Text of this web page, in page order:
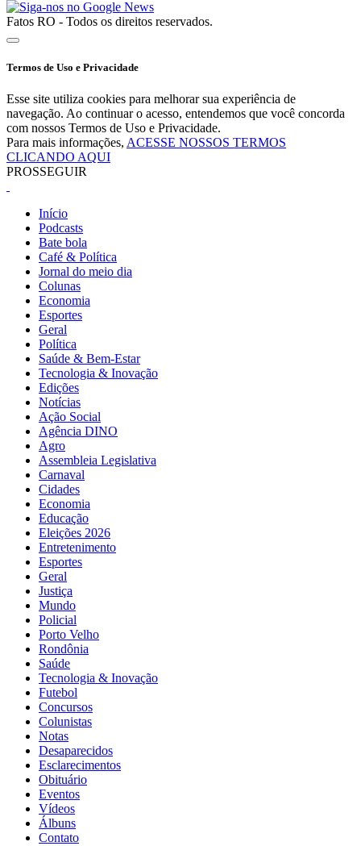
Fatos RO - Todos os direitos reservados.
Termos de Uso e Privacidade
Esse site utiliza cookies para melhorar sua experiência de
navegação. Ao continuar o acesso, entendemos que você concorda
com nossos Termos de Uso e Privacidade.
Para mais informações, ACESSE NOSSOS TERMOS
CLICANDO AQUI
PROSSEGUIR
Início
Podcasts
Bate bola
Café & Política
Jornal do meio dia
Colunas
Economia
Esportes
Geral
Política
Saúde & Bem-Estar
Tecnologia & Inovação
Edições
Notícias
Ação Social
Agência DINO
Agro
Assembleia Legislativa
Carnaval
Cidades
Economia
Educação
Eleições 2026
Entretenimento
Esportes
Geral
Justiça
Mundo
Policial
Porto Velho
Rondônia
Saúde
Tecnologia & Inovação
Futebol
Concursos
Colunistas
Notas
Desaparecidos
Esclarecimentos
Obituário
Eventos
Vídeos
Álbuns
Contato